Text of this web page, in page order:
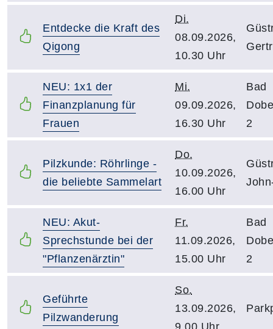
Entdecke die Kraft des
Qigong
Di.
08.09.2026,
10.30 Uhr
NEU: 1x1 der
Finanzplanung für
Frauen
Mi.
09.09.2026,
16.30 Uhr
Bad
2
Pilzkunde: Röhrlinge -
die beliebte Sammelart
Do.
10.09.2026,
16.00 Uhr
NEU: Akut-
Sprechstunde bei der
"Pflanzenärztin"
Fr.
11.09.2026,
15.00 Uhr
Bad
2
Geführte
Pilzwanderung
So.
13.09.2026,
9.00 Uhr